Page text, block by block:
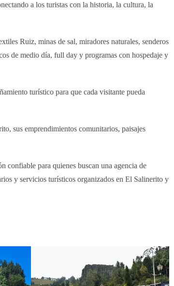
a los turistas con la historia, la cultura, la
Ruiz, minas de sal, miradores naturales, senderos
de medio día, full day y programas con hospedaje y
turístico para que cada visitante pueda
sus emprendimientos comunitarios, paisajes
confiable para quienes buscan una agencia de
y servicios turísticos organizados en El Salinerito y